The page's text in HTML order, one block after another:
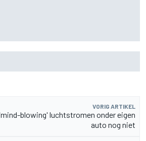
VORIG ARTIKEL
blowing' luchtstromen onder eigen
auto nog niet